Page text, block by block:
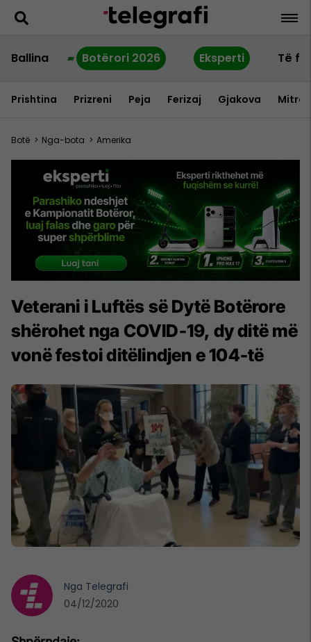
Ballina Botërori 2026 Eksperti Të
Prishtina Prizreni Peja Ferizaj Gjakova
Botë > Nga-bota > Amerika
Veterani i Luftës së Dytë Botërore
shërohet nga COVID-19, dy ditë më
vonë festoi ditëlindjen e 104-të
Nga Telegrafi
04/12/2020